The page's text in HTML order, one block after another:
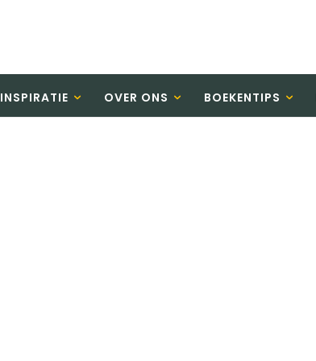
INSPIRATIE OVER ONS BOEKENTIPS